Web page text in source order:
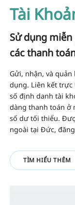
Tài
Sử dụng miễn
các thanh
Gửi, nhận, và
dụng. Liên kết trực
số định danh tài
dàng thanh toán ở
số dư tối thiểu.
ngoài tại Đức,
TÌM HIỂU THÊM